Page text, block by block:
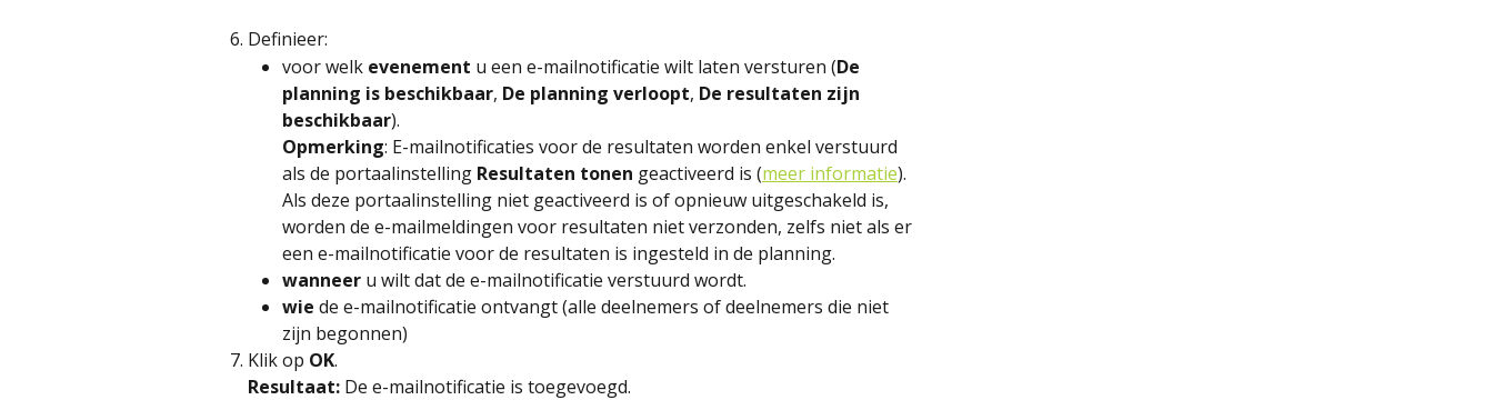
Definieer:
voor welk evenement u een e-mailnotificatie wilt laten versturen (De
planning is beschikbaar, De planning verloopt, De resultaten zijn
beschikbaar).
Opmerking: E-mailnotificaties voor de resultaten worden enkel verstuurd
als de portaalinstelling Resultaten tonen geactiveerd is (meer informatie).
Als deze portaalinstelling niet geactiveerd is of opnieuw uitgeschakeld is,
worden de e-mailmeldingen voor resultaten niet verzonden, zelfs niet als er
een e-mailnotificatie voor de resultaten is ingesteld in de planning.
wanneer u wilt dat de e-mailnotificatie verstuurd wordt.
wie de e-mailnotificatie ontvangt (alle deelnemers of deelnemers die niet
zijn begonnen)
Klik op OK.
Resultaat: De e-mailnotificatie is toegevoegd.